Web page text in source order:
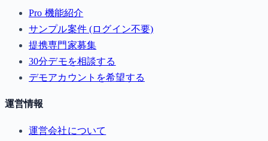
Pro 機能紹介
サンプル案件 (ログイン不要)
提携専門家募集
30分デモを相談する
デモアカウントを希望する
運営情報
運営会社について